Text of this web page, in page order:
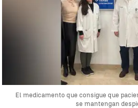
El medicamento que consigue que
se mantengan